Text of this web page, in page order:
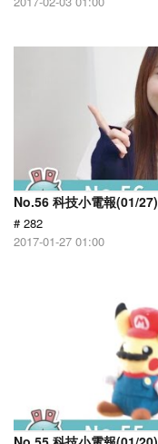
No.56 科技小電報(01/27)
# 282
2017-01-27 01:00